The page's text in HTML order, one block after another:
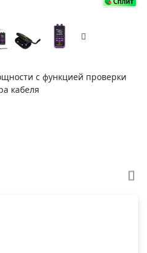
с функцией проверки
кабеля